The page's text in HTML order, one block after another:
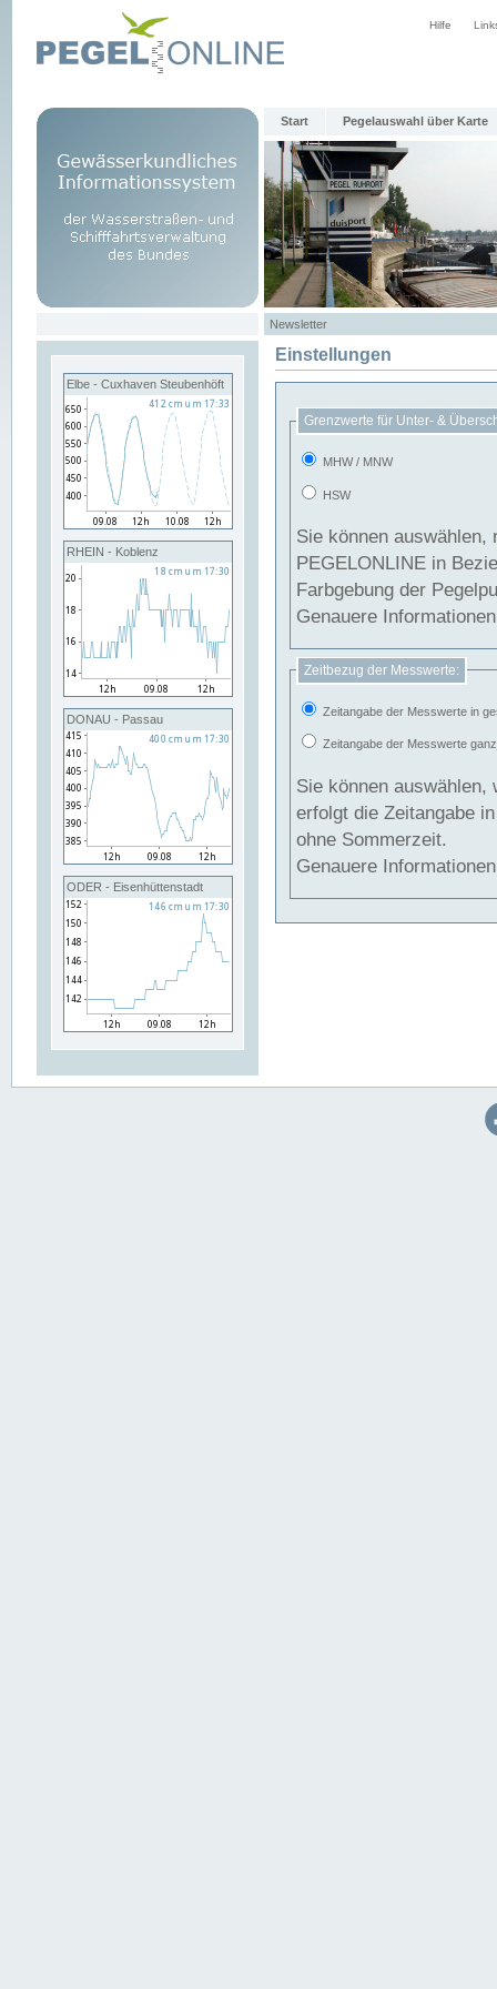
Hilfe
Start Pegelauswahl über Karte
Newsletter
Elbe - Cuxhaven Steubenhöft
RHEIN - Koblenz
DONAU - Passau
ODER - Eisenhüttenstadt
Einstellungen
Grenzwerte für Unter- &
MHW / MNW
HSW
Sie können
PEGELONLINE in Beziehung
Farbgebung der
Genauere
Zeitbezug der Messwerte:
Zeitangabe der Messwerte in
Zeitangabe der Messwerte
Sie können auswählen,
erfolgt die Zeitangabe
ohne Sommerzeit.
Genauere